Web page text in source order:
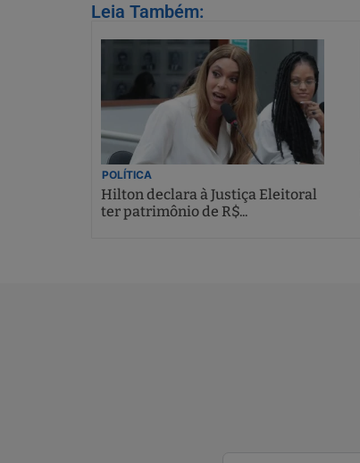
Leia Também:
POLÍTICA
Hilton declara à Justiça Eleitoral
ter patrimônio de R$...